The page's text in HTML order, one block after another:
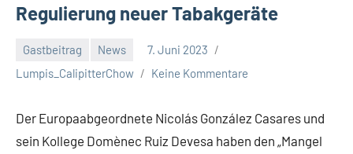
Regulierung neuer Tabakgeräte
Gastbeitrag News
7. Juni 2023
Lumpis_CalipitterChow
Keine Kommentare
Der Europaabgeordnete Nicolás González Casares und
sein Kollege Domènec Ruiz Devesa haben den „Mangel